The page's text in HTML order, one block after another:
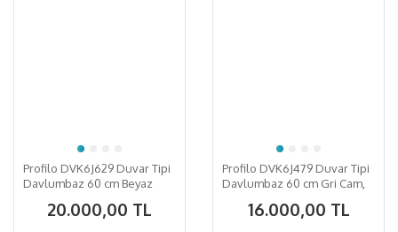
Profilo DVK6J629 Duvar Tipi
Davlumbaz 60 cm Beyaz
20.000,00 TL
Profilo DVK6J479 Duvar Tipi
Davlumbaz 60 cm Gri Cam,
16.000,00 TL